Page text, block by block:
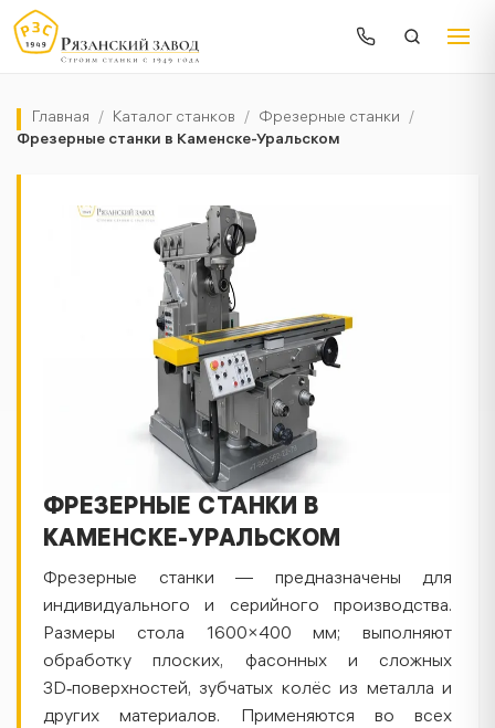
Главная / Каталог станков / Фрезерные станки /
Фрезерные станки в Каменске-Уральском
ФРЕЗЕРНЫЕ СТАНКИ В
КАМЕНСКЕ-УРАЛЬСКОМ
Фрезерные станки — предназначены для
индивидуального и серийного производства.
Размеры стола 1600×400 мм; выполняют
обработку плоских, фасонных и сложных
3D‑поверхностей, зубчатых колёс из металла и
других материалов. Применяются во всех